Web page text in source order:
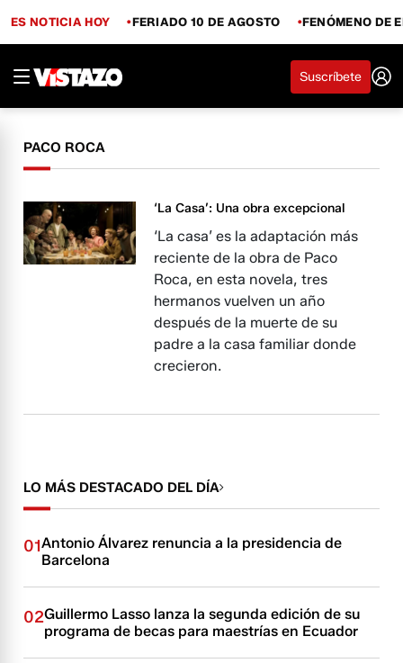
ES NOTICIA HOY FERIADO 10 DE AGOSTO FENÓMENO DE
Suscríbete
PACO ROCA
‘La Casa’: Una obra excepcional
‘La casa’ es la adaptación más
reciente de la obra de Paco
Roca, en esta novela, tres
hermanos vuelven un año
después de la muerte de su
padre a la casa familiar donde
crecieron.
LO MÁS DESTACADO DEL DÍA
01Antonio Álvarez renuncia a la presidencia de
Barcelona
02Guillermo Lasso lanza la segunda edición de su
programa de becas para maestrías en Ecuador